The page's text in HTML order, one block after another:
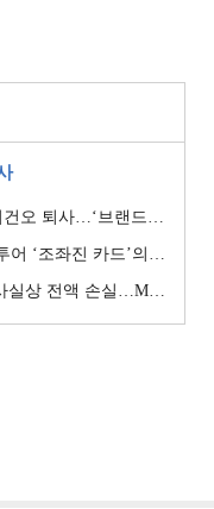
랜드 정체성’ 전환점 맞나
[Z-스코어 기업가치 바로보기]
손실…MBK 책임론 재점화